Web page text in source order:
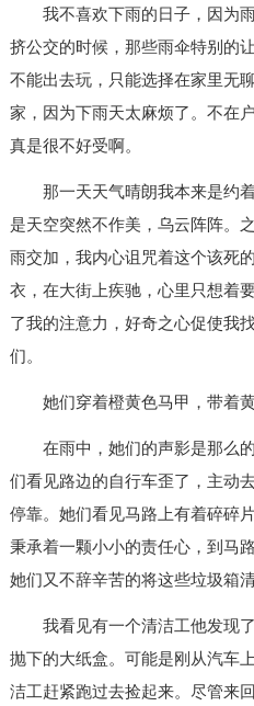
我不喜欢下雨的日子，因为雨
挤公交的时候，那些雨伞特别的
不能出去玩，只能选择在家里无
家，因为下雨天太麻烦了。不在
真是很不好受啊。
那一天天气晴朗我本来是约着
是天空突然不作美，乌云阵阵。
雨交加，我内心诅咒着这个该死
衣，在大街上疾驰，心里只想着
了我的注意力，好奇之心促使我
们。
她们穿着橙黄色马甲，带着黄
在雨中，她们的声影是那么的
们看见路边的自行车歪了，主动
停靠。她们看见马路上有着碎碎
秉承着一颗小小的责任心，到马
她们又不辞辛苦的将这些垃圾箱
我看见有一个清洁工他发现了
抛下的大纸盒。可能是刚从汽车
洁工赶紧跑过去捡起来。尽管来